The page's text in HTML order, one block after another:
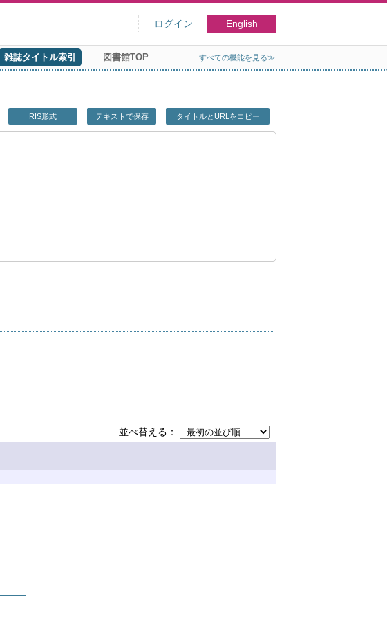
ログイン English
雑誌タイトル索引 図書館TOP すべての機能を見る≫
RIS形式 テキストで保存 タイトルとURLをコピー
並べ替える